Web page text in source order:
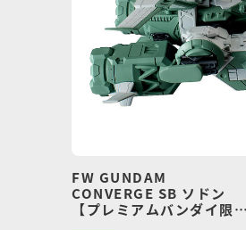
FW GUNDAM
CONVERGE SB ソドン
【プレミアムバンダイ限